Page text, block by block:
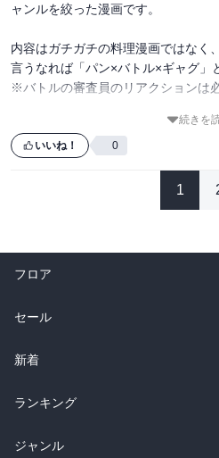
ャンルを絞った漫画です。
内容はガチガチの料理漫画ではなく、
言うなれば「パン×バトル×ギャグ」
※バトルの審査員のリアクションは
自分が知っているパンから、マニア
様々なパンが登場します。
続きを
いいね！ 0
1
フロア
総合
ラノベ
雑誌・グラビア
BL・TL
セール
総合
ラノベ
雑誌・グラビア
新着
総合
ラノベ
ランキング
総合
ジャンル